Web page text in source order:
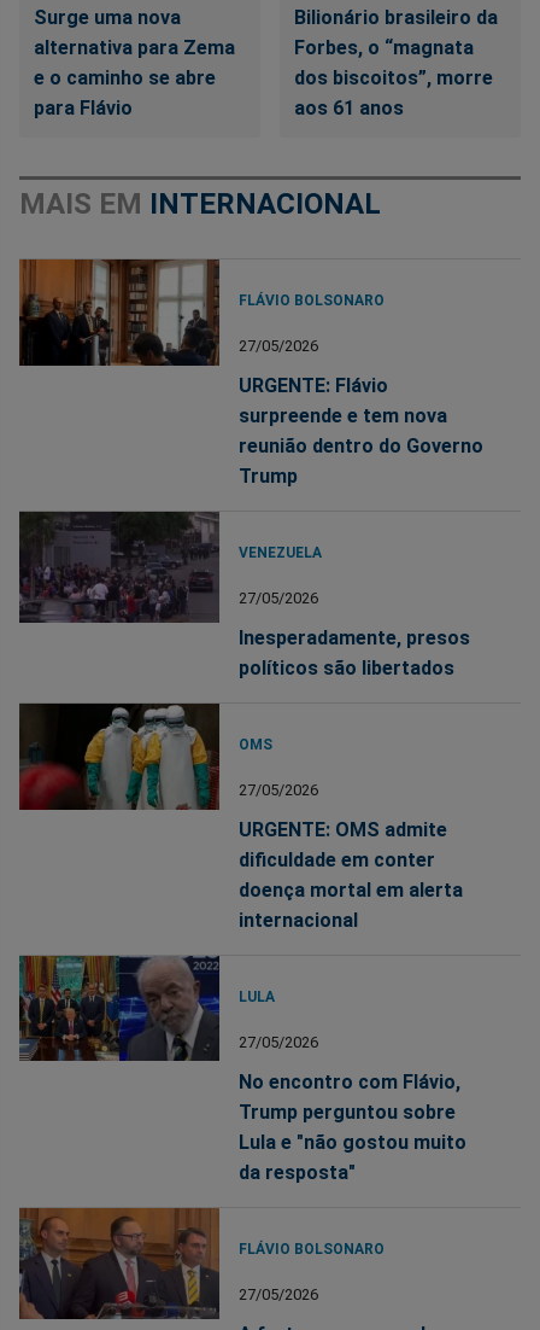
Surge uma nova
alternativa para Zema
e o caminho se abre
para Flávio
Bilionário brasileiro da
Forbes, o “magnata
dos biscoitos”, morre
aos 61 anos
MAIS EM INTERNACIONAL
FLÁVIO BOLSONARO
27/05/2026
URGENTE: Flávio
surpreende e tem nova
reunião dentro do Governo
Trump
VENEZUELA
27/05/2026
Inesperadamente, presos
políticos são libertados
OMS
27/05/2026
URGENTE: OMS admite
dificuldade em conter
doença mortal em alerta
internacional
LULA
27/05/2026
No encontro com Flávio,
Trump perguntou sobre
Lula e "não gostou muito
da resposta"
FLÁVIO BOLSONARO
27/05/2026